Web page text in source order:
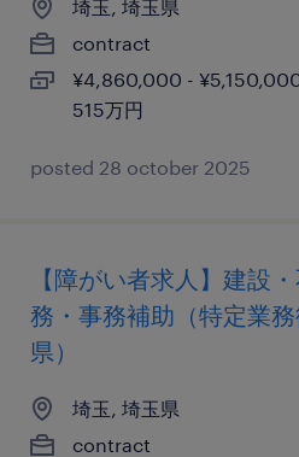
埼玉, 埼玉県
contract
¥4,860,000 -
515万円
posted 28 october 2025
【障がい者求人】建設
務・事務補助（特定業
県）
埼玉, 埼玉県
contract